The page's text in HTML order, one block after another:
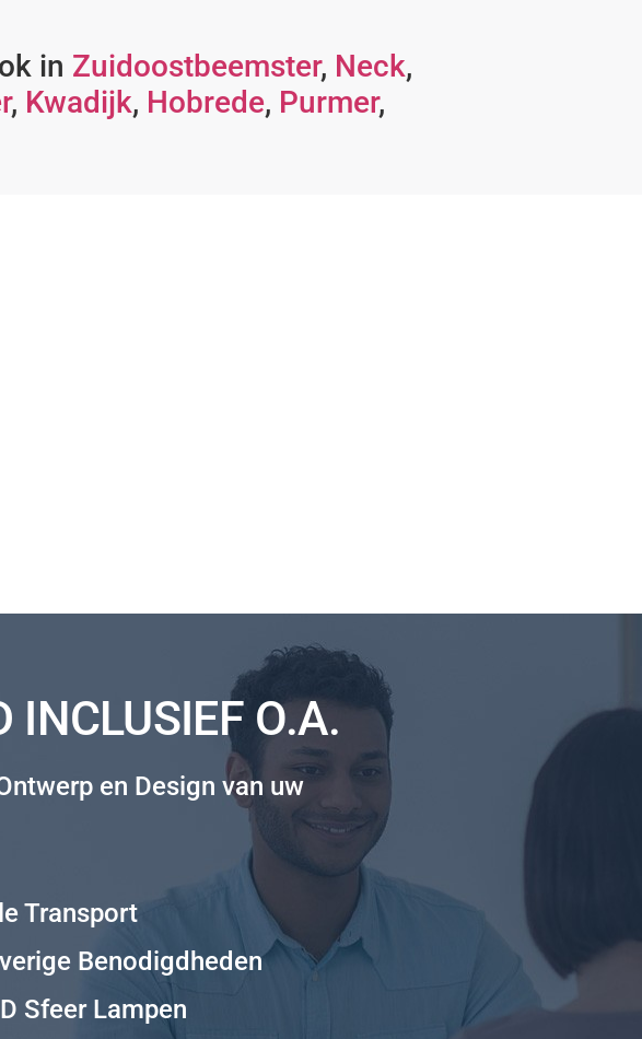
in Zuidoostbeemster, Neck,
, Kwadijk, Hobrede, Purmer,
INCLUSIEF O.A.
en Design van uw
Transport
Benodigdheden
Sfeer Lampen